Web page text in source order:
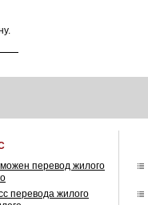
перевод жилого
перевода жилого